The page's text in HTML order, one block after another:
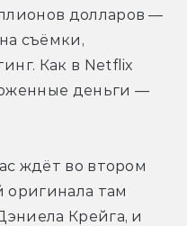
долларов —
съёмки,
Как в Netflix
деньги —
ждёт во втором
там
Крейга, и